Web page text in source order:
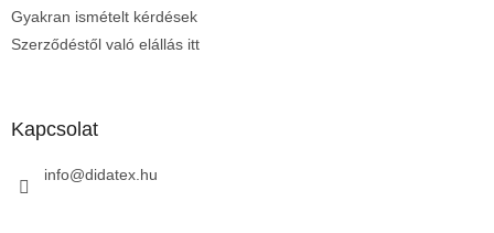
Gyakran ismételt kérdések
Szerződéstől való elállás itt
Kapcsolat
info@didatex.hu